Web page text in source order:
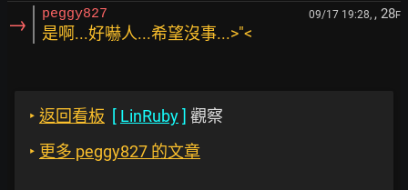
→ peggy827 09/17 19:28, , 28F
是啊...好嚇人...希望沒事...>"<
‣ 返回看板 [ LinRuby] 觀察
‣ 更多 peggy827 的文章